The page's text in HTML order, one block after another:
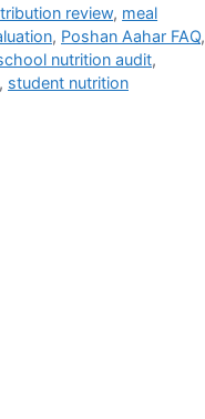
review, meal
, Poshan Aahar FAQ,
nutrition audit,
, student nutrition